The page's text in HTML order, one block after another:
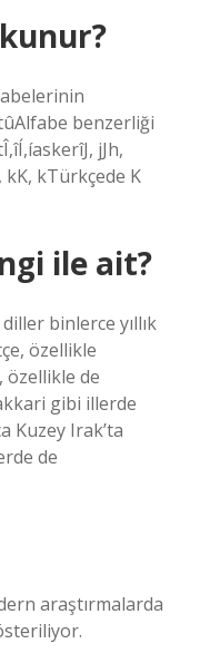
benzerliği
jJh,
kTürkçede K
ile ait?
binlerce yıllık
özellikle
özellikle de
gibi illerde
Kuzey Irak’ta
de
araştırmalarda